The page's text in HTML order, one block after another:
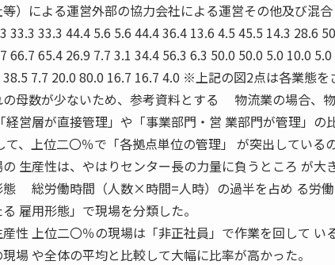
等）による運営外部の協力会社による運営その他及び混
33.3 33.3 44.4 5.6 5.6 44.4 36.4 13.6 4.5 45.5 14.3 28.6
66.7 65.4 26.9 7.7 3.1 34.4 56.3 6.3 50.0 50.0 5.0 10.0
38.5 7.7 20.0 80.0 16.7 16.7 4.0 ※上記の図2点は各業態
母数が少ないため、参考資料とする 物流業の場合、
経営層が直接管理」や「事業部門・営 業部門が管理」の
て、上位二〇％で「各拠点単位の管理」 が突出している
生産性は、やはりセンター長の力量に負うところ が大
態 総労働時間（人数×時間=人時）の過半を占め る労働
雇用形態」で現場を分類した。
性 上位二〇％の現場は「非正社員」で作業を回して い
場 や全体の平均と比較して大幅に比率が高かった。